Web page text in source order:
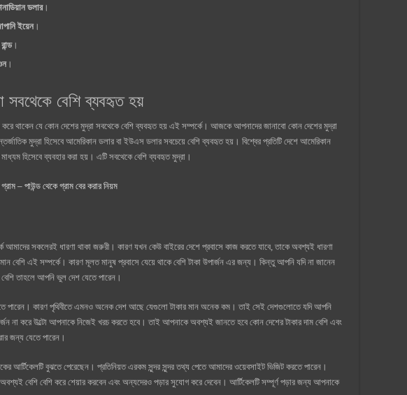
ডলার।
ইয়েন।
রান্ড।
।
সবথেকে বেশি ব্যবহৃত হয়
থাকেন যে কোন দেশের মুদ্রা সবথেকে বেশি ব্যবহৃত হয় এই সম্পর্কে। আজকে আপনাদের জানাবো কোন দেশের মুদ্রা
মুদ্রা হিসেবে আমেরিকান ডলার বা ইউএস ডলার সবচেয়ে বেশি ব্যবহৃত হয়। বিশ্বের প্রতিটি দেশে আমেরিকান
হিসেবে ব্যবহার করা হয়। এটি সবথেকে বেশি ব্যবহৃত মুদ্রা।
– পাউন্ড থেকে গ্রাম বের করার নিয়ম
আমাদের সকলেরই ধারণা থাকা জরুরী। কারণ যখন কেউ বাইরের দেশে প্রবাসে কাজ করতে যাবে, তাকে অবশ্যই ধারণা
বেশি এই সম্পর্কে। কারণ মূলত মানুষ প্রবাসে যেয়ে থাকে বেশি টাকা উপার্জন এর জন্য। কিন্তু আপনি যদি না জানেন
তাহলে আপনি ভুল দেশ যেতে পারেন।
পারেন। কারণ পৃথিবীতে এমনও অনেক দেশ আছে যেগুলো টাকার মান অনেক কম। তাই সেই দেশগুলোতে যদি আপনি
না করে উল্টো আপনাকে নিজেই খরচ করতে হবে। তাই আপনাকে অবশ্যই জানতে হবে কোন দেশের টাকার দাম বেশি এবং
জন্য যেতে পারেন।
আর্টিকেলটি বুঝতে পেরেছেন। প্রতিনিয়ত এরকম সুন্দর সুন্দর তথ্য পেতে আমাদের ওয়েবসাইট ভিজিট করতে পারেন।
বেশি বেশি করে শেয়ার করবেন এবং অন্যদেরও পড়ার সুযোগ করে দেবেন। আর্টিকেলটি সম্পূর্ণ পড়ার জন্য আপনাকে